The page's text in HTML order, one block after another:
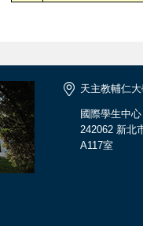
天主教輔仁
國際學生中心
242062 新北
A117室